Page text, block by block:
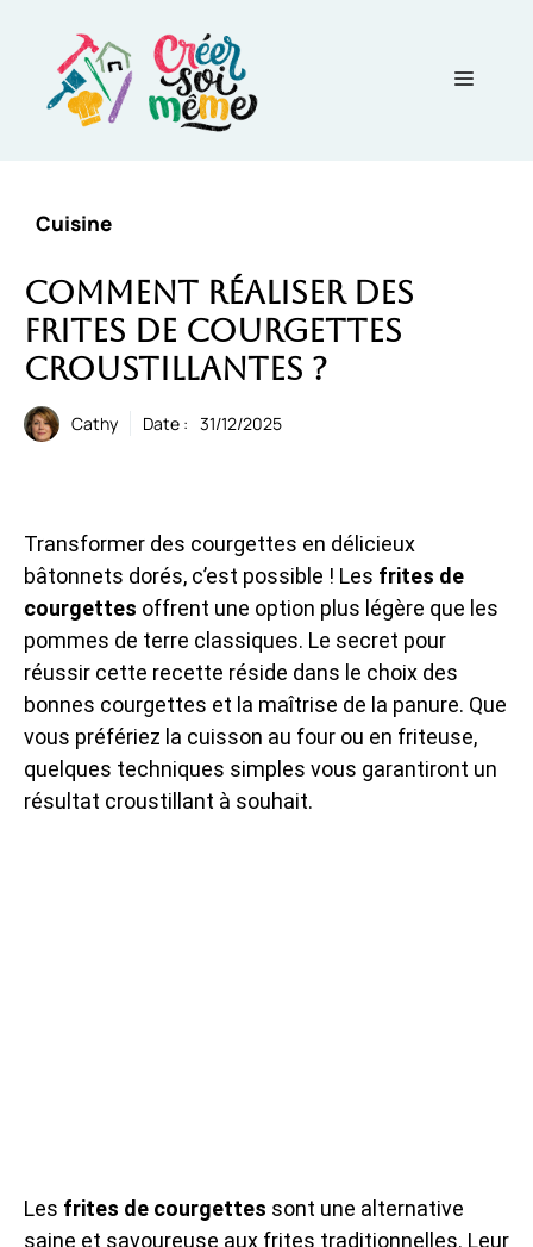
contenu
Menu
Cuisine
Comment réaliser des
frites de courgettes
croustillantes ?
Cathy Date : 31/12/2025
Transformer des courgettes en délicieux
bâtonnets dorés, c’est possible ! Les frites de
courgettes offrent une option plus légère que les
pommes de terre classiques. Le secret pour
réussir cette recette réside dans le choix des
bonnes courgettes et la maîtrise de la panure. Que
vous préfériez la cuisson au four ou en friteuse,
quelques techniques simples vous garantiront un
résultat croustillant à souhait.
Les frites de courgettes sont une alternative
saine et savoureuse aux frites traditionnelles. Leur